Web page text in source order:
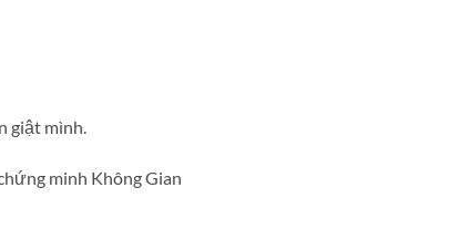
giật mình.
minh Không Gian